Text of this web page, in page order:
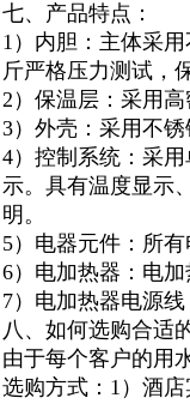
七、产品特点：
1）内胆：主体采
斤严格压力测试，
2）保温层：采用
3）外壳：采用不
4）控制系统：采
示。具有温度显示
明。
5）电器元件：所
6）电加热器：电
7）电加热器电源
八、如何选购合适
由于每个客户的用
选购方式：1）酒